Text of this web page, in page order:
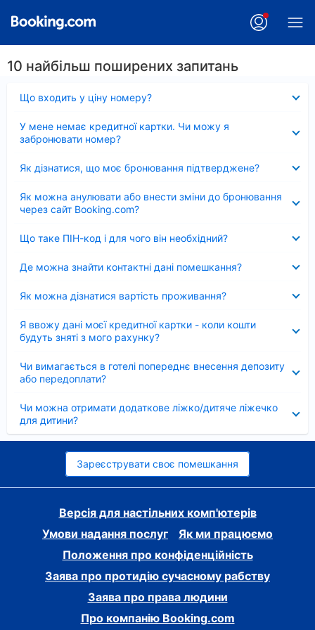
10 найбільш поширених запитань
Що входить у ціну номеру?
У мене немає кредитної картки. Чи можу я
забронювати номер?
Як дізнатися, що моє бронювання підтверджене?
Як можна анулювати або внести зміни до бронювання
через сайт Booking.com?
Що таке ПІН-код і для чого він необхідний?
Де можна знайти контактні дані помешкання?
Як можна дізнатися вартість проживання?
Я ввожу дані моєї кредитної картки - коли кошти
будуть зняті з мого рахунку?
Чи вимагається в готелі попереднє внесення депозиту
або передоплати?
Чи можна отримати додаткове ліжко/дитяче ліжечко
для дитини?
Зареєструвати своє помешкання
Версія для настільних комп'ютерів
Умови надання послуг
Як ми працюємо
Положення про конфіденційність
Заява про протидію сучасному рабству
Заява про права людини
Про компанію Booking.com